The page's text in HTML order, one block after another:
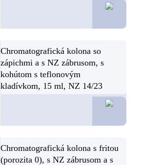
Chromatografická kolona so
zápichmi a s NZ zábrusom, s
kohútom s teflonovým
kladívkom, 15 ml, NZ 14/23
Chromatografická kolona s fritou
(porozita 0), s NZ zábrusom a s